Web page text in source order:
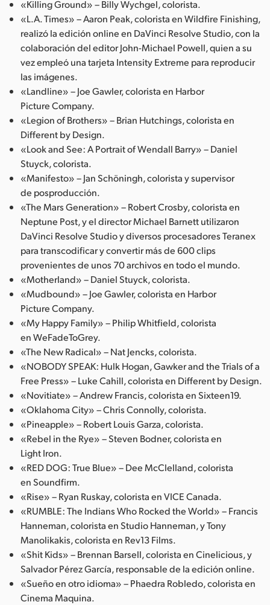
«Killing Ground» – Billy Wychgel, colorista.
«L.A. Times» – Aaron Peak, colorista en Wildfire Finishing,
realizó la edición online en DaVinci Resolve Studio, con la
colaboración del editor John-Michael Powell, quien a su
vez empleó una tarjeta Intensity Extreme para reproducir
las imágenes.
«Landline» – Joe Gawler, colorista en Harbor
Picture Company.
«Legion of Brothers» – Brian Hutchings, colorista en
Different by Design.
«Look and See: A Portrait of Wendall Barry» – Daniel
Stuyck, colorista.
«Manifesto» – Jan Schöningh, colorista y supervisor
de posproducción.
«The Mars Generation» – Robert Crosby, colorista en
Neptune Post, y el director Michael Barnett utilizaron
DaVinci Resolve Studio y diversos procesadores Teranex
para transcodificar y convertir más de 600 clips
provenientes de unos 70 archivos en todo el mundo.
«Motherland» – Daniel Stuyck, colorista.
«Mudbound» – Joe Gawler, colorista en Harbor
Picture Company.
«My Happy Family» – Philip Whitfield, colorista
en WeFadeToGrey.
«The New Radical» – Nat Jencks, colorista.
«NOBODY SPEAK: Hulk Hogan, Gawker and the Trials of a
Free Press» – Luke Cahill, colorista en Different by Design.
«Novitiate» – Andrew Francis, colorista en Sixteen19.
«Oklahoma City» – Chris Connolly, colorista.
«Pineapple» – Robert Louis Garza, colorista.
«Rebel in the Rye» – Steven Bodner, colorista en
Light Iron.
«RED DOG: True Blue» – Dee McClelland, colorista
en Soundfirm.
«Rise» – Ryan Ruskay, colorista en VICE Canada.
«RUMBLE: The Indians Who Rocked the World» – Francis
Hanneman, colorista en Studio Hanneman, y Tony
Manolikakis, colorista en Rev13 Films.
«Shit Kids» – Brennan Barsell, colorista en Cinelicious, y
Salvador Pérez García, responsable de la edición online.
«Sueño en otro idioma» – Phaedra Robledo, colorista en
Cinema Maquina.